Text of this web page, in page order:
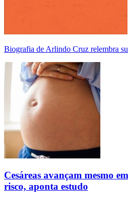
Biografia de Arlindo Cruz relembra
Cesáreas avançam mesmo
risco, aponta estudo